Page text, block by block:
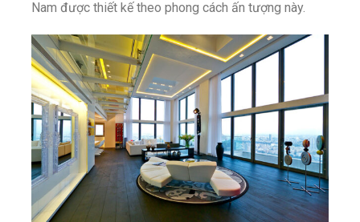
Nam được thiết kế theo phong cách ấn tượng này.